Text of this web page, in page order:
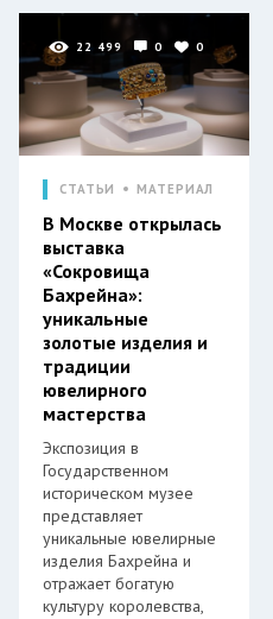
22 499 0 0
СТАТЬИ МАТЕРИАЛ
В Москве открылась
выставка
«Сокровища
Бахрейна»:
уникальные
золотые изделия и
традиции
ювелирного
мастерства
Экспозиция в
Государственном
историческом музее
представляет
уникальные ювелирные
изделия Бахрейна и
отражает богатую
культуру королевства,